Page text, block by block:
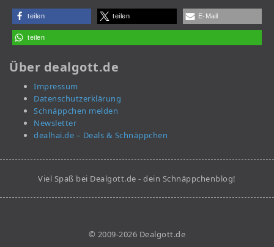
teilen teilen E-Mail
teilen
Über dealgott.de
Impressum
Datenschutzerklärung
Schnäppchen melden
Newsletter
dealhai.de – Deals & Schnäppchen
Viel Spaß bei Dealgott.de - dein Schnäppchenblog!
© 2009-2026 Dealgott.de